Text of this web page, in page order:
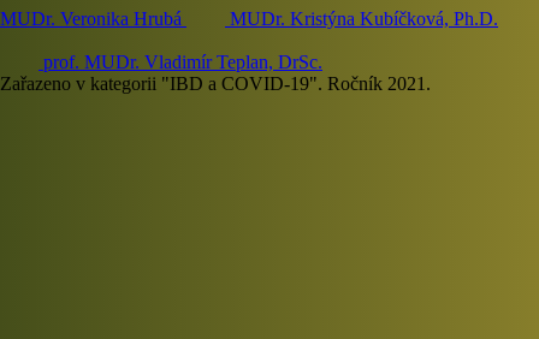
MUDr. Veronika Hrubá MUDr. Kristýna Kubíčková, Ph.D.
prof. MUDr. Vladimír Teplan, DrSc.
Zařazeno v kategorii "IBD a COVID-19". Ročník 2021.